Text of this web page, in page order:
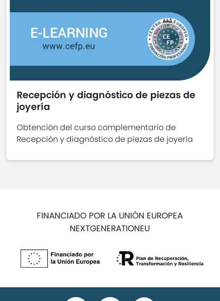
Recepción y diagnóstico de piezas de
joyería
Obtención del curso complementario de
Recepción y diagnóstico de piezas de joyería
FINANCIADO POR LA UNIÓN EUROPEA
NEXTGENERATIONEU